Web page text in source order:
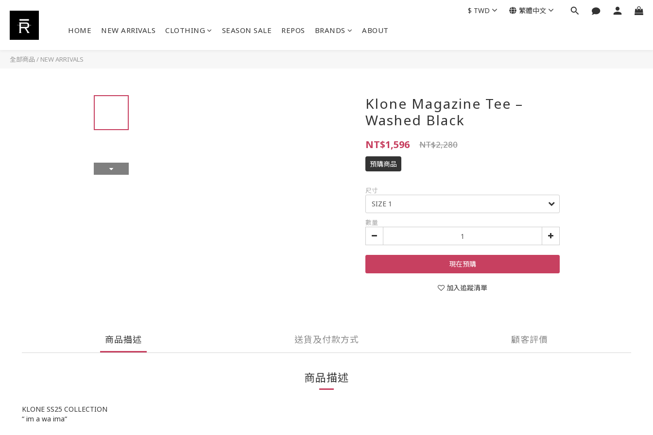
HOME NEW ARRIVALS CLOTHING SEASON SALE REPOS BRANDS ABOUT
$ TWD 繁體中文
全部商品 / NEW ARRIVALS
Klone Magazine Tee –
Washed Black
NT$1,596 NT$2,280
預購商品
尺寸
數量
現在預購
加入追蹤清單
商品描述 送貨及付款方式 顧客評價
商品描述
KLONE SS25 COLLECTION
“ im a wa ima“